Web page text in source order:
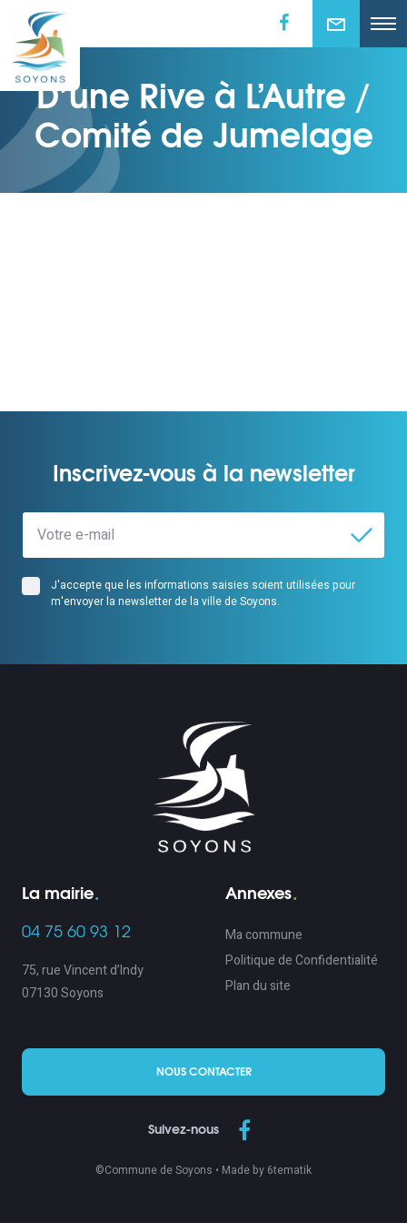
D’une Rive à L’Autre /
Comité de Jumelage
Inscrivez-vous à la newsletter
J'accepte que les informations saisies soient utilisées pour
m'envoyer la newsletter de la ville de Soyons.
La mairie
04 75 60 93 12
75, rue Vincent d’Indy
07130 Soyons
Annexes
Ma commune
Politique de Confidentialité
Plan du site
NOUS CONTACTER
Suivez-nous
©Commune de Soyons • Made by 6tematik